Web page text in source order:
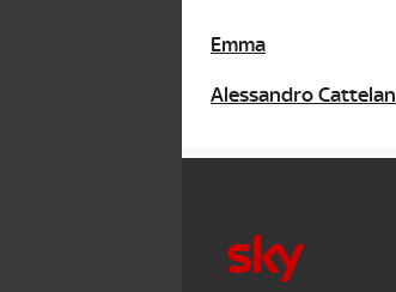
Emma
Alessandro Cattelan